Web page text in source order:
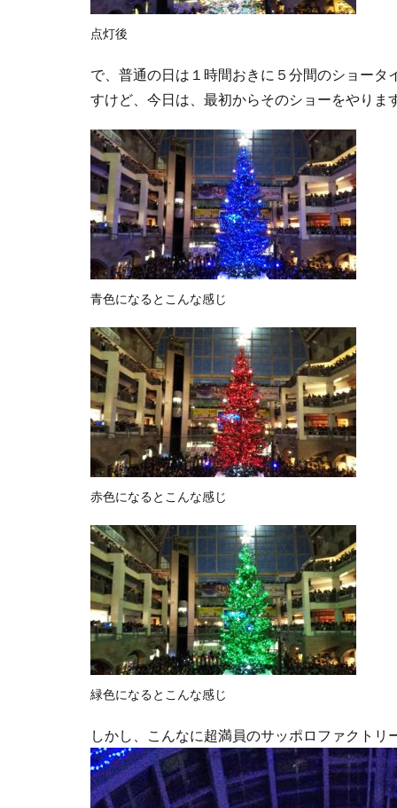
点灯後
で、普通の日は１時間おきに５分間のショー
すけど、今日は、最初からそのショーをやりま
青色になるとこんな感じ
赤色になるとこんな感じ
緑色になるとこんな感じ
しかし、こんなに超満員のサッポロファクトリ